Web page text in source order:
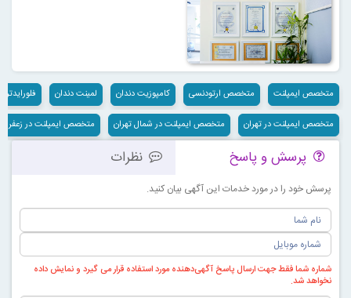
متخصص ایمپلنت متخصص ارتودنسی کامپوزیت دندان لمینت دندان
متخصص ایمپلنت در تهران متخصص ایمپلنت در شمال تهران متخصص ایمپلنت در
پرسش و پاسخ نظرات
پرسش خود را در مورد خدمات این آگهی بیان کنید.
شماره شما فقط جهت ارسال پاسخ آگهی‌دهنده مورد استفاده قرار می گیرد و نمایش داده
نخواهد شد.